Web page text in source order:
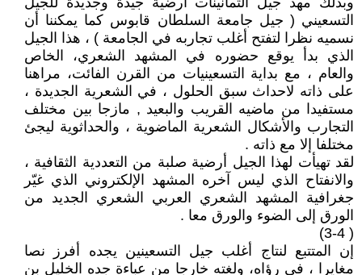
التسعيني ( جيل جامعة السلطان قابوس كما يمكننا أن
نسميه نظرا لتفتح أغلب تجاربه في الجامعة ) ، هذا الجيل
الذي بدأ يوقع حضوره في المشهد الشعري، الخاص
والعام ، مع بداية التسعينيات من القرن الفائت، مراهنا
على ذاته لاحداث سبق الحلول ، في الشعرية الجديدة ،
مستفيدا من ماضيه القريب والبعيد , مازجا بين مختلف
التجارب والأشكال الشعرية الماضوية ، والحداثوية ليجئ
مختلفا إلا مع ذاته .
لقد تهيأت لهذا الجيل أرضية صلبة من التعددية الثقافية ،
والانفتاح الذي ليس آخره المشهد الإلكتروني الذي غيّر
جغرافية المشهد الشعري العربي الشعري الجديد من
الورق إلى الضوء والورق معا .
( 3-4)
إن المتتبع لنتاج أغلب جيل التسعينين يجده أفرز نصا
مغايرا ، في رؤاه، ولغته خارجا من عباءة جده الخليل بن